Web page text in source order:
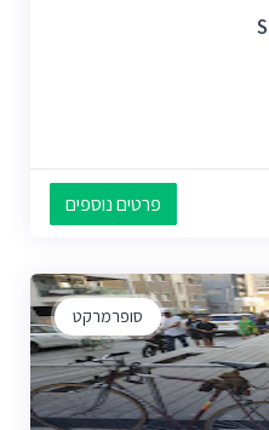
פרטים נוספים
סופרמרקט